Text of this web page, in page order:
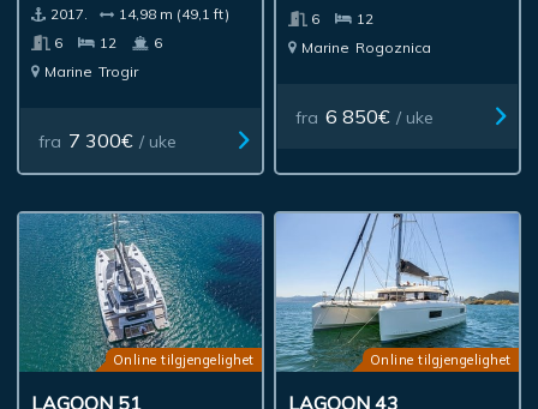
2017.
14,98 m (49,1 ft)
6
12
6
Marine Trogir
fra 7 300€ / uke
6
12
Marine Rogoznica
fra 6 850€ / uke
Online tilgjengelighet
LAGOON 51
Online tilgjengelighet
LAGOON 43